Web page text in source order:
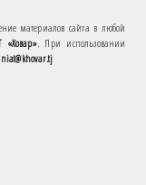
материалов сайта в любой
«Ховар». При использовании
niat@khovar.tj